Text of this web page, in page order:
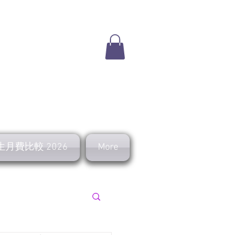
月費比較 2026 More